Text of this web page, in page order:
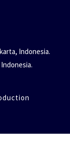
Indonesia.